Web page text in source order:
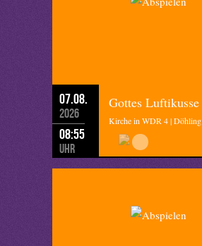
07.08.
2026
08:55
Uhr
Gottes Luftikusse
Kirche in WDR 4 | Döhling